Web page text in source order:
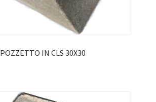
POZZETTO IN CLS 30X30